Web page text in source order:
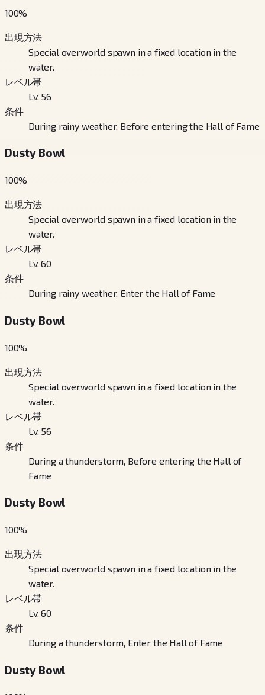
100%
出現方法
Special overworld spawn in a fixed location in the
water.
レベル帯
Lv. 56
条件
During rainy weather, Before entering the Hall of Fame
Dusty Bowl
100%
出現方法
Special overworld spawn in a fixed location in the
water.
レベル帯
Lv. 60
条件
During rainy weather, Enter the Hall of Fame
Dusty Bowl
100%
出現方法
Special overworld spawn in a fixed location in the
water.
レベル帯
Lv. 56
条件
During a thunderstorm, Before entering the Hall of
Fame
Dusty Bowl
100%
出現方法
Special overworld spawn in a fixed location in the
water.
レベル帯
Lv. 60
条件
During a thunderstorm, Enter the Hall of Fame
Dusty Bowl